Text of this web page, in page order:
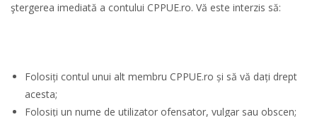
ştergerea imediată a contului CPPUE.ro. Vă este interzis să:
Folosiți contul unui alt membru CPPUE.ro și să vă dați drept
acesta;
Folosiți un nume de utilizator ofensator, vulgar sau obscen;